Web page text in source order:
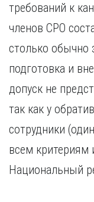
требований к
членов СРО
столько обычно
подготовка и
допуск не
так как у
сотрудники
всем критериям
Национальный